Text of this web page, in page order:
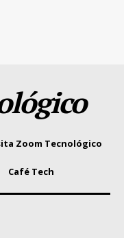
Zoom Tecnológico
Café Tech